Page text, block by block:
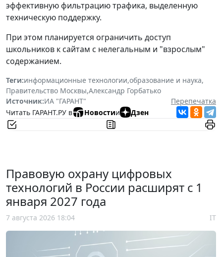
эффективную фильтрацию трафика, выделенную
техническую поддержку.
При этом планируется ограничить доступ
школьников к сайтам с нелегальным и "взрослым"
содержанием.
Теги:информационные технологии,образование и наука,
Правительство Москвы,Александр Горбатько
Источник:ИА "ГАРАНТ"
Перепечатка
Читать ГАРАНТ.РУ в
Новостии Дзен
Правовую охрану цифровых
технологий в России расширят с 1
января 2027 года
7 августа 2026 18:04 IT